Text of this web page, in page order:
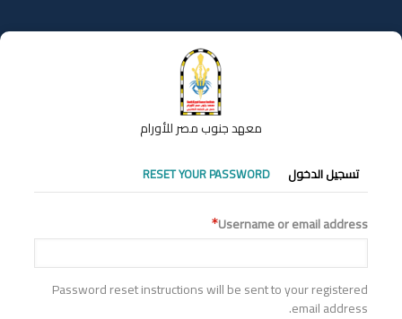
إلى
المحتوى
معهد جنوب مصر للأورام
التبويبات
الأساسية
تسجيل الدخول RESET YOUR PASSWORD
Username or email address
Password reset instructions will be sent to your registered
email address.